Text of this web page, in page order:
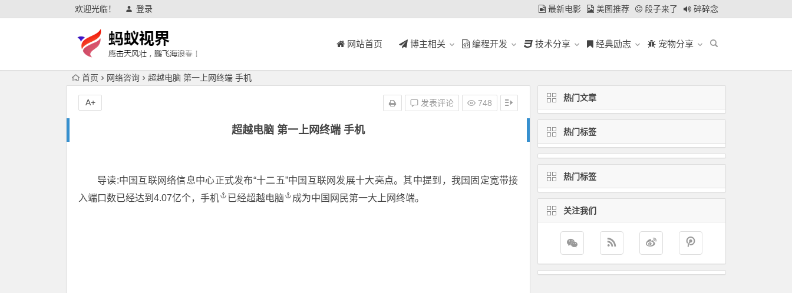
欢迎光临！ 登录 最新电影 美图推荐 段子来了 碎碎念
网站首页 博主相关 编程开发 技术分享 经典励志 宠物分享
首页 网络咨询 超越电脑 第一上网终端 手机
超越电脑 第一上网终端 手机
发表评论 748
A+
导读:中国互联网络信息中心正式发布“十二五”中国互联网发展十大亮点。其中提到，我国固定宽带接
入端口数已经达到4.07亿个， 手机 已经超越电脑 成为中国网民第一大上网终端。
热门文章
热门标签
热门标签
关注我们